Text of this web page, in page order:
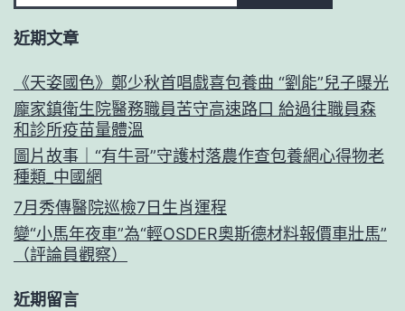
近期文章
《天姿國色》鄭少秋首唱戲喜包養曲 “劉能”兒子曝光
龐家鎮衛生院醫務職員苦守高速路口 給過往職員森
和診所疫苗量體溫
圖片故事｜“有牛哥”守護村落農作查包養網心得物老
種類_中國網
7月秀傳醫院巡檢7日生肖運程
變“小馬年夜車”為“輕OSDER奧斯德材料報價車壯馬”
（評論員觀察）
近期留言